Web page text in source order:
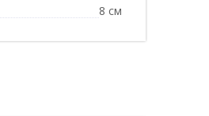
8 см